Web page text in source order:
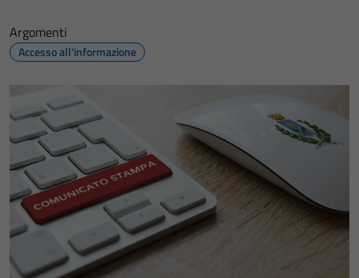
Argomenti
Accesso all'informazione